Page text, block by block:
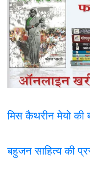
मिस कैथरीन मेयो की
बहुजन साहित्य की